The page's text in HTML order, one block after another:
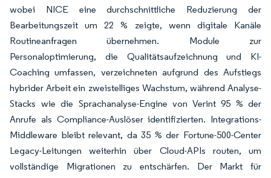
wobei NICE eine durchschnittliche Reduzierung der
Bearbeitungszeit um 22 % zeigte, wenn digitale Kanäle
Routineanfragen übernehmen. Module zur
Personaloptimierung, die Qualitätsaufzeichnung und KI-
Coaching umfassen, verzeichneten aufgrund des Aufstiegs
hybrider Arbeit ein zweistelliges Wachstum, während Analyse-
Stacks wie die Sprachanalyse-Engine von Verint 95 % der
Anrufe als Compliance-Auslöser identifizierten. Integrations-
Middleware bleibt relevant, da 35 % der Fortune-500-Center
Legacy-Leitungen weiterhin über Cloud-APIs routen, um
vollständige Migrationen zu entschärfen. Der Markt für